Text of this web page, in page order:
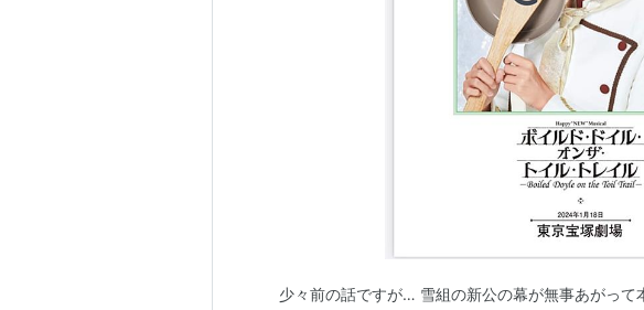
少々前の話ですが… 雪組の新公の幕が無事あがって